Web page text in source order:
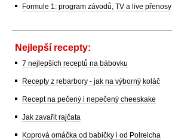
Formule 1: program závodů, TV a live přenosy
Nejlepší recepty:
7 nejlepších receptů na bábovku
Recepty z rebarbory - jak na výborný koláč
Recept na pečený i nepečený cheeskake
Jak zavařit rajčata
Koprová omáčka od babičky i od Polreicha